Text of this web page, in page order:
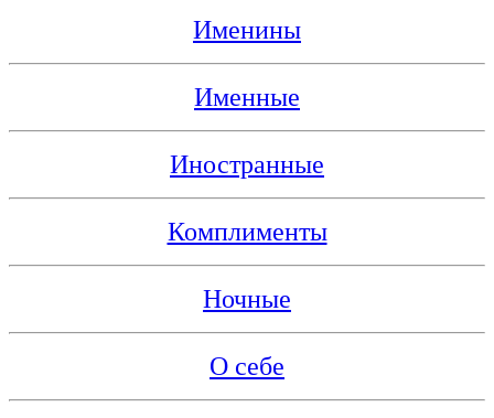
Именины
Именные
Иностранные
Комплименты
Ночные
О себе